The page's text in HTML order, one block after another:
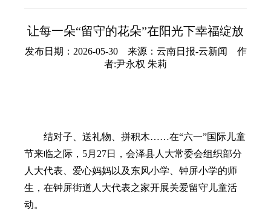
让每一朵“留守的花朵”在阳光下幸福绽放
发布日期：2026-05-30 来源：云南日报-云新闻 作
者:尹永权 朱莉
结对子、送礼物、拼积木……在“六一”国际儿童
节来临之际，5月27日，会泽县人大常委会组织部分
人大代表、爱心妈妈以及东风小学、钟屏小学的师
生，在钟屏街道人大代表之家开展关爱留守儿童活
动。